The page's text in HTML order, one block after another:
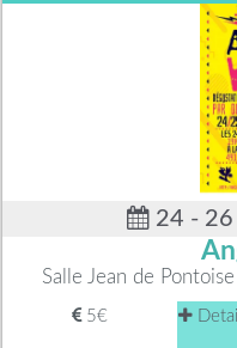
24 -
Salle Jean de
5€